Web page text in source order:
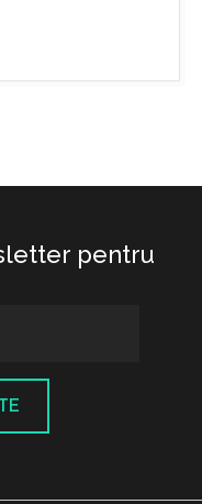
pentru